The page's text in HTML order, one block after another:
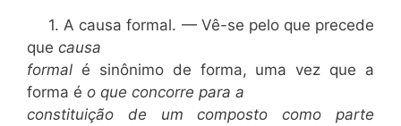
1. A causa formal. — Vê-se pelo que precede
que causa
formal é sinônimo de forma, uma vez que a
forma é o que concorre para a
constituição de um composto como parte